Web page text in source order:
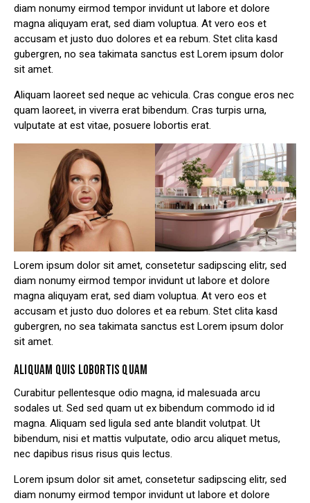
diam nonumy eirmod tempor invidunt ut labore et dolore
magna aliquyam erat, sed diam voluptua. At vero eos et
accusam et justo duo dolores et ea rebum. Stet clita kasd
gubergren, no sea takimata sanctus est Lorem ipsum dolor
sit amet.
Aliquam laoreet sed neque ac vehicula. Cras congue eros nec
quam laoreet, in viverra erat bibendum. Cras turpis urna,
vulputate at est vitae, posuere lobortis erat.
Lorem ipsum dolor sit amet, consetetur sadipscing elitr, sed
diam nonumy eirmod tempor invidunt ut labore et dolore
magna aliquyam erat, sed diam voluptua. At vero eos et
accusam et justo duo dolores et ea rebum. Stet clita kasd
gubergren, no sea takimata sanctus est Lorem ipsum dolor
sit amet.
ALIQUAM QUIS LOBORTIS QUAM
Curabitur pellentesque odio magna, id malesuada arcu
sodales ut. Sed sed quam ut ex bibendum commodo id id
magna. Aliquam sed ligula sed ante blandit volutpat. Ut
bibendum, nisi et mattis vulputate, odio arcu aliquet metus,
nec dapibus risus risus quis lectus.
Lorem ipsum dolor sit amet, consetetur sadipscing elitr, sed
diam nonumy eirmod tempor invidunt ut labore et dolore